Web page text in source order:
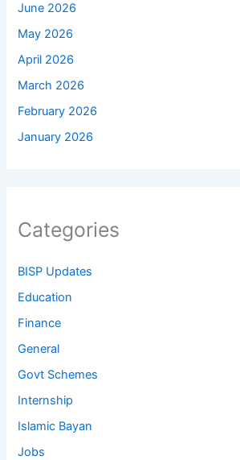
June 2026
May 2026
April 2026
March 2026
February 2026
January 2026
Categories
BISP Updates
Education
Finance
General
Govt Schemes
Internship
Islamic Bayan
Jobs